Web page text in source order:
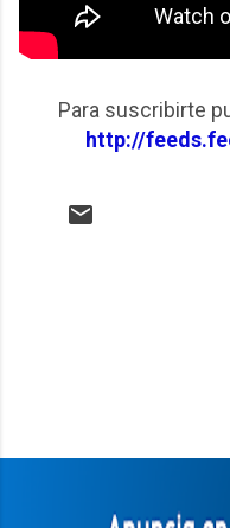
Para suscribirte
http://